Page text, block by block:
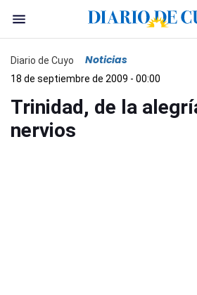
Diario de Cuyo Noticias
18 de septiembre de 2009 - 00:00
Trinidad, de la
nervios